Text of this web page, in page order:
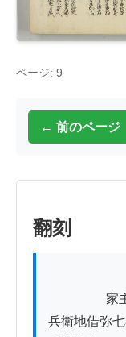
ページ: 9
← 前のページ
翻刻
兵衛地借弥